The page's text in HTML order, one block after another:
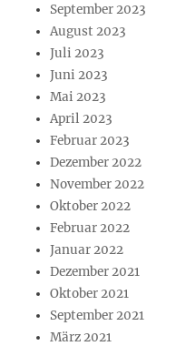
September 2023
August 2023
Juli 2023
Juni 2023
Mai 2023
April 2023
Februar 2023
Dezember 2022
November 2022
Oktober 2022
Februar 2022
Januar 2022
Dezember 2021
Oktober 2021
September 2021
März 2021